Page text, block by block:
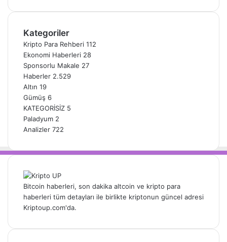
Kategoriler
Kripto Para Rehberi 112
Ekonomi Haberleri 28
Sponsorlu Makale 27
Haberler 2.529
Altın 19
Gümüş 6
KATEGORİSİZ 5
Paladyum 2
Analizler 722
Bitcoin haberleri, son dakika altcoin ve kripto para
haberleri tüm detayları ile birlikte kriptonun güncel adresi
Kriptoup.com'da.